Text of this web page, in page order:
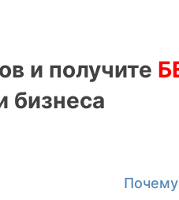
и получите
бизнеса